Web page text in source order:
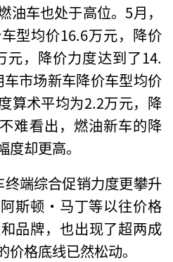
油车也处于高位。5月，
型均价16.6万元，降价
元，降价力度达到了14.
市场新车降价车型均价
算术平均为2.2万元，降
难看出，燃油新车的降
却更高。
端综合促销力度更攀升
斯顿·马丁等以往价格
品牌，也出现了超两成
格底线已然松动。